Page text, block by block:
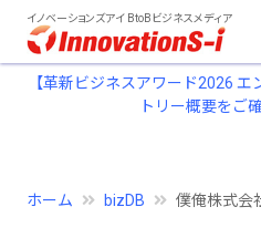
イノベーションズアイ BtoBビジネスメディア
【革新ビジネスアワード2026
トリー概要をご
ホーム bizDB 僕俺株式会